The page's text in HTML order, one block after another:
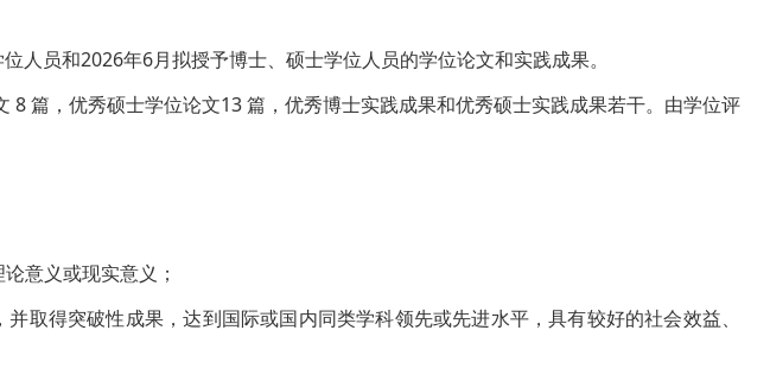
人员和2026年6月拟授予博士、硕士学位人员的学位论文和实践成果。
8 篇，优秀硕士学位论文13 篇，优秀博士实践成果和优秀硕士实践成果若干。由学位评
意义或现实意义；
取得突破性成果，达到国际或国内同类学科领先或先进水平，具有较好的社会效益、